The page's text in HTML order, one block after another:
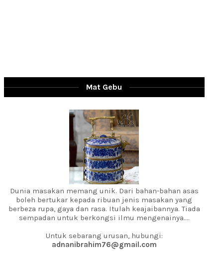
Mat Gebu
Dunia masakan memang unik. Dari bahan-bahan asas
boleh bertukar kepada ribuan jenis masakan yang
berbeza rupa, gaya dan rasa. Itulah keajaibannya. Tiada
sempadan untuk berkongsi ilmu mengenainya....
Untuk sebarang urusan, hubungi:
adnanibrahim76@gmail.com